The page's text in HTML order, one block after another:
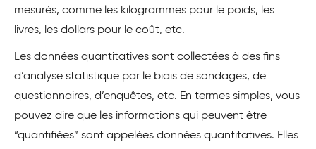
mesurés, comme les kilogrammes pour le poids, les
livres, les dollars pour le coût, etc.
Les données quantitatives sont collectées à des fins
d’analyse statistique par le biais de sondages, de
questionnaires, d’enquêtes, etc. En termes simples, vous
pouvez dire que les informations qui peuvent être
“quantifiées” sont appelées données quantitatives. Elles